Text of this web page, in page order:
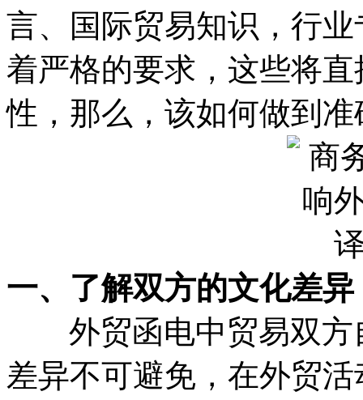
言、国际贸易知识，行
着严格的要求，这些将
性，那么，该如何做到
一、了解双方的文化差异
外贸函电中贸易双方
差异不可避免，在外贸